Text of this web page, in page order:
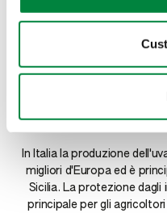
giorno
troviamo
innovative
insieme
In Italia la produzione
migliori d'Europa ed è
Sicilia. La protezione
principale per gli